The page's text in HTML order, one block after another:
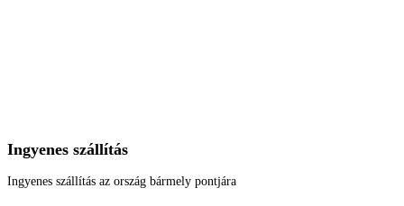
Ingyenes szállítás
Ingyenes szállítás az ország bármely pontjára